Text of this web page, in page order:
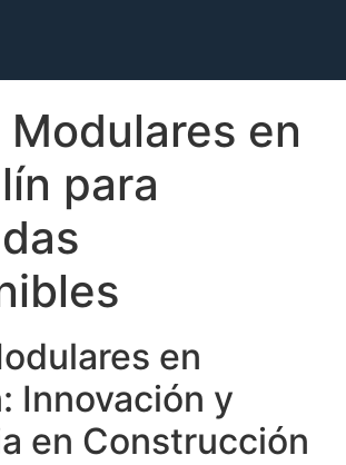
Modulares en
para
en
Innovación y
en Construcción